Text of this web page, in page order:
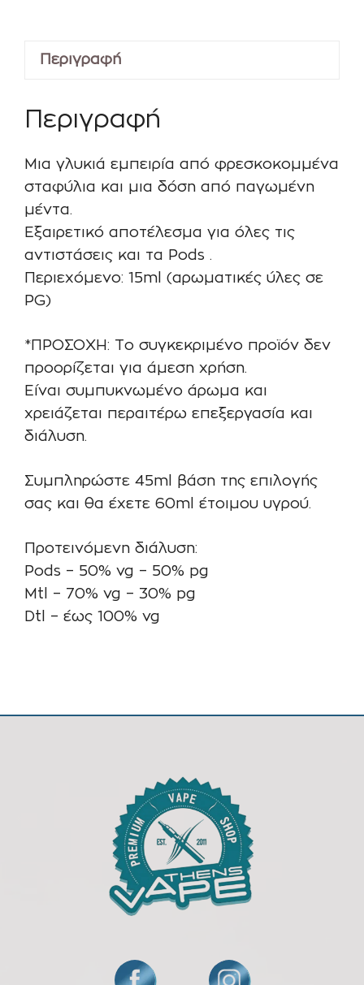
Περιγραφή
Περιγραφή
Μια γλυκιά εμπειρία από φρεσκοκομμένα
σταφύλια και μια δόση από παγωμένη
μέντα.
Εξαιρετικό αποτέλεσμα για όλες τις
αντιστάσεις και τα Pods .
Περιεχόμενο: 15ml (αρωματικές ύλες σε
PG)
*ΠΡΟΣΟΧΗ: Το συγκεκριμένο προϊόν δεν
προορίζεται για άμεση χρήση.
Είναι συμπυκνωμένο άρωμα και
χρειάζεται περαιτέρω επεξεργασία και
διάλυση.
Συμπληρώστε 45ml βάση της επιλογής
σας και θα έχετε 60ml έτοιμου υγρού.
Προτεινόμενη διάλυση:
Pods – 50% vg – 50% pg
Mtl – 70% vg – 30% pg
Dtl – έως 100% vg